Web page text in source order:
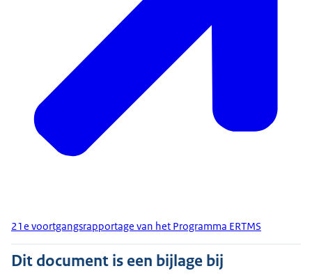
21e voortgangsrapportage van het Programma ERTMS
Dit document is een bijlage bij